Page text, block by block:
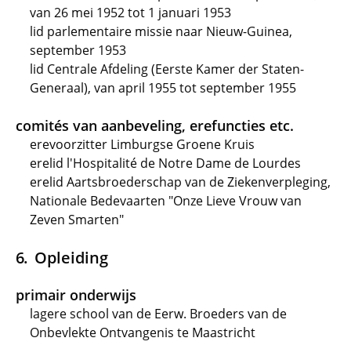
van 26 mei 1952 tot 1 januari 1953
lid parlementaire missie naar Nieuw-Guinea,
september 1953
lid Centrale Afdeling (Eerste Kamer der Staten-
Generaal), van april 1955 tot september 1955
comités van aanbeveling, erefuncties etc.
erevoorzitter Limburgse Groene Kruis
erelid l'Hospitalité de Notre Dame de Lourdes
erelid Aartsbroederschap van de Ziekenverpleging,
Nationale Bedevaarten "Onze Lieve Vrouw van
Zeven Smarten"
Opleiding
primair onderwijs
lagere school van de Eerw. Broeders van de
Onbevlekte Ontvangenis te Maastricht